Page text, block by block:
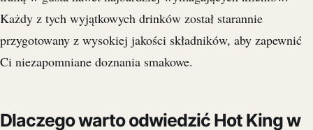
Każdy z tych wyjątkowych drinków został starannie
przygotowany z wysokiej jakości składników, aby zapewnić
Ci niezapomniane doznania smakowe.
Dlaczego warto odwiedzić Hot King w